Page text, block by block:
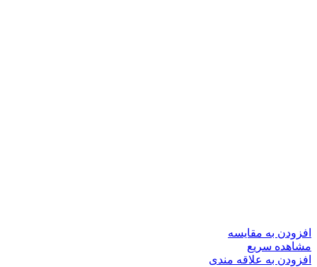
افزودن به مقایسه
مشاهده سریع
افزودن به علاقه مندی